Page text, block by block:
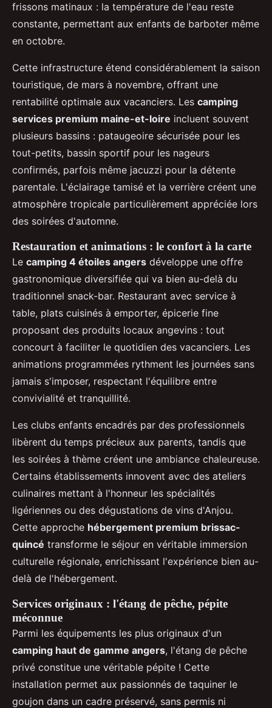
frissons matinaux : la température de l'eau reste
constante, permettant aux enfants de barboter même
en octobre.
Cette infrastructure étend considérablement la saison
touristique, de mars à novembre, offrant une
rentabilité optimale aux vacanciers. Les camping
services premium maine-et-loire incluent souvent
plusieurs bassins : pataugeoire sécurisée pour les
tout-petits, bassin sportif pour les nageurs
confirmés, parfois même jacuzzi pour la détente
parentale. L'éclairage tamisé et la verrière créent une
atmosphère tropicale particulièrement appréciée lors
des soirées d'automne.
Restauration et animations : le confort à la carte
Le camping 4 étoiles angers développe une offre
gastronomique diversifiée qui va bien au-delà du
traditionnel snack-bar. Restaurant avec service à
table, plats cuisinés à emporter, épicerie fine
proposant des produits locaux angevins : tout
concourt à faciliter le quotidien des vacanciers. Les
animations programmées rythment les journées sans
jamais s'imposer, respectant l'équilibre entre
convivialité et tranquillité.
Les clubs enfants encadrés par des professionnels
libèrent du temps précieux aux parents, tandis que
les soirées à thème créent une ambiance chaleureuse.
Certains établissements innovent avec des ateliers
culinaires mettant à l'honneur les spécialités
ligériennes ou des dégustations de vins d'Anjou.
Cette approche hébergement premium brissac-
quincé transforme le séjour en véritable immersion
culturelle régionale, enrichissant l'expérience bien au-
delà de l'hébergement.
Services originaux : l'étang de pêche, pépite
méconnue
Parmi les équipements les plus originaux d'un
camping haut de gamme angers, l'étang de pêche
privé constitue une véritable pépite ! Cette
installation permet aux passionnés de taquiner le
goujon dans un cadre préservé, sans permis ni